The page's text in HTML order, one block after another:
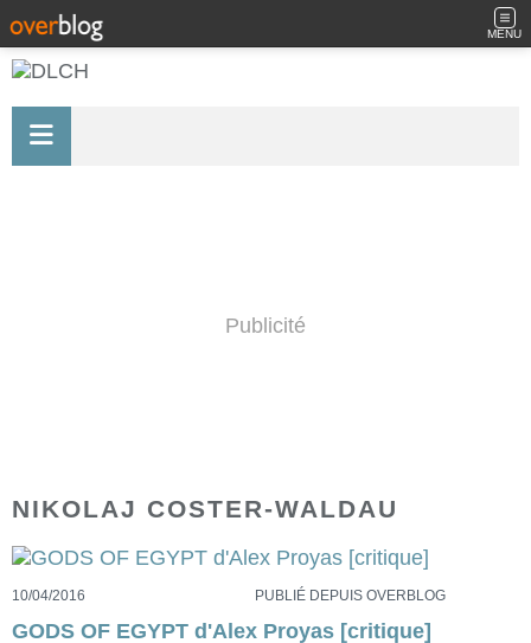
MENU
Publicité
NIKOLAJ COSTER-WALDAU
10/04/2016 PUBLIÉ DEPUIS OVERBLOG
GODS OF EGYPT d'Alex Proyas [critique]